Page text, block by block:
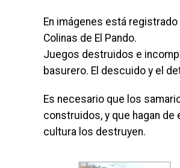
En imágenes está
Colinas de El Pando.
Juegos destruidos e
basurero. El descuido y el
Es necesario que los
construidos, y que hagan
cultura los destruyen.